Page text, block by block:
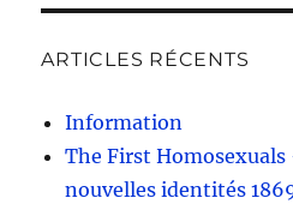
ARTICLES RÉCENTS
Information
The First Homosexuals
nouvelles identités